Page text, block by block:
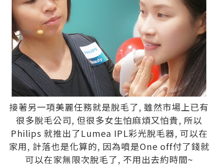
接著另一項美麗任務就是脫毛了, 雖然市場上已有
很多脫毛公司, 但很多女生怕麻煩又怕貴, 所以
Philips 就推出了Lumea IPL彩光脫毛器, 可以在
家用, 計落也是化算的, 因為噴是One off付了錢就
可以在家無限次脫毛了, 不用出去約時間~